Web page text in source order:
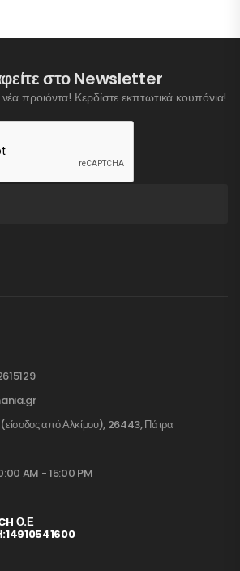
στο Newsletter
προιόντα! Κερδίστε εκπτωτικά κουπόνια!
από Αλκίμου), 26443, Πάτρα
AM - 15:00 PM
Ο.Ε